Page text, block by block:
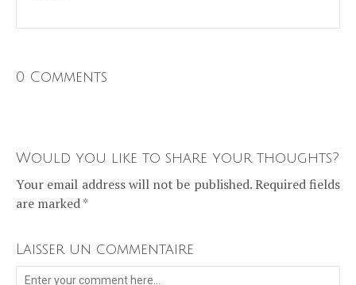
0 Comments
Would you like to share your thoughts?
Your email address will not be published. Required fields
are marked *
Laisser un commentaire